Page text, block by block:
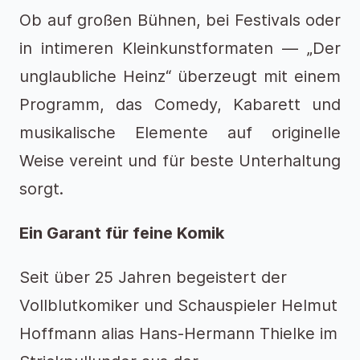
Ob auf großen Bühnen, bei Festivals oder
in intimeren Kleinkunstformaten — „Der
unglaubliche Heinz“ überzeugt mit einem
Programm, das Comedy, Kabarett und
musikalische Elemente auf originelle
Weise vereint und für beste Unterhaltung
sorgt.
Ein Garant für feine Komik
Seit über 25 Jahren begeistert der
Vollblutkomiker und Schauspieler Helmut
Hoffmann alias Hans-Hermann Thielke im